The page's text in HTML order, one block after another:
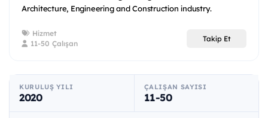
Architecture, Engineering and Construction industry.
Hizmet
11-50 Çalışan
Takip Et
KURULUŞ YILI
2020
ÇALIŞAN SAYISI
11-50